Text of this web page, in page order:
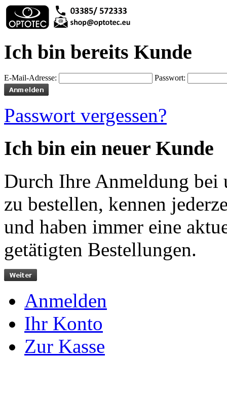
Ich bin bereits Kunde
E-Mail-Adresse: Passwort:
Passwort vergessen?
Ich bin ein neuer Kunde
Durch Ihre Anmeldung bei
zu bestellen, kennen
und haben immer eine
getätigten Bestellungen.
Anmelden
Ihr Konto
Zur Kasse